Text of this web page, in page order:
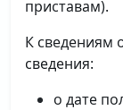
приставам).
К сведениям
сведения:
о дате